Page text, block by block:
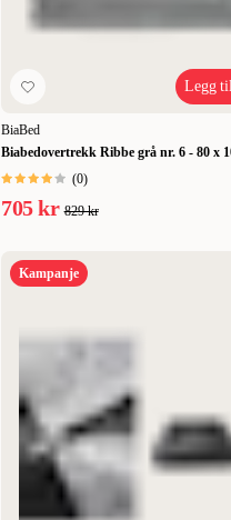
Legg til
BiaBed
Biabedovertrekk Ribbe grå nr. 6 - 80 x
(0)
705 kr 829 kr
Kampanje